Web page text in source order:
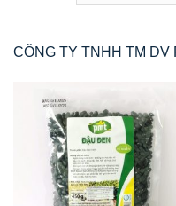
CÔNG TY TNHH TM DV